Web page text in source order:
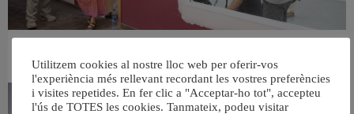
6 agost, 2026
Utilitzem cookies al nostre lloc web per oferir-vos
l'experiència més rellevant recordant les vostres preferències
i visites repetides. En fer clic a "Acceptar-ho tot", accepteu
l'ús de TOTES les cookies. Tanmateix, podeu visitar